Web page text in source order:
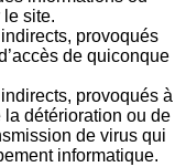
site.
provoqués
de quiconque
provoqués à
la détérioration ou de
de virus qui
informatique.